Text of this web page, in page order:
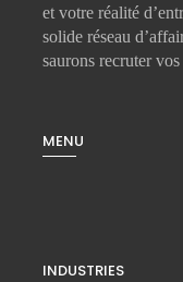
et votre réalité
solide réseau
saurons recruter vos
MENU
INDUSTRIES